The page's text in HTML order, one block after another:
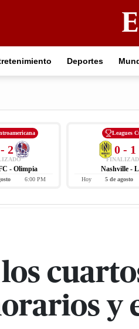
Deportes
2
- Olimpia
6:00 PM
Leagues
0 - 1
Nashville -
Hoy 5 de agosto
los
y